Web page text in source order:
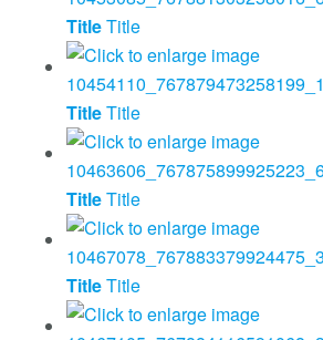
TitleTitle
TitleTitle
TitleTitle
TitleTitle